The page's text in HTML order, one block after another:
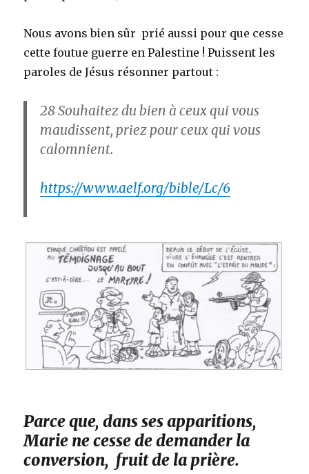
Nous avons bien sûr prié aussi pour que cesse
cette foutue guerre en Palestine ! Puissent les
paroles de Jésus résonner partout :
28Souhaitez du bien à ceux qui vous
maudissent, priez pour ceux qui vous
calomnient.
https://www.aelf.org/bible/Lc/6
Parce que, dans ses apparitions,
Marie ne cesse de demander la
conversion, fruit de la prière.